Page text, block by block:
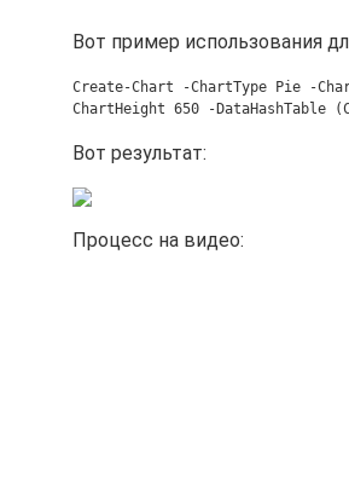
Вот пример использования
Create-Chart -ChartType Pie -
ChartHeight 650 -DataHashTable
Вот результат:
Процесс на видео: